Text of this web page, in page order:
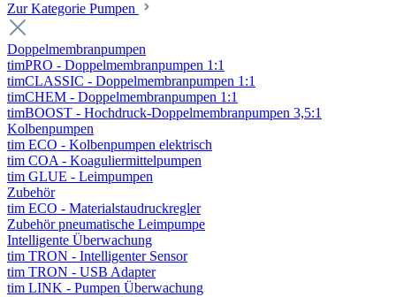
Zur Kategorie Pumpen
Doppelmembranpumpen
timPRO - Doppelmembranpumpen 1:1
timCLASSIC - Doppelmembranpumpen 1:1
timCHEM - Doppelmembranpumpen 1:1
timBOOST - Hochdruck-Doppelmembranpumpen 3,5:1
Kolbenpumpen
tim ECO - Kolbenpumpen elektrisch
tim COA - Koaguliermittelpumpen
tim GLUE - Leimpumpen
Zubehör
tim ECO - Materialstaudruckregler
Zubehör pneumatische Leimpumpe
Intelligente Überwachung
tim TRON - Intelligenter Sensor
tim TRON - USB Adapter
tim LINK - Pumpen Überwachung